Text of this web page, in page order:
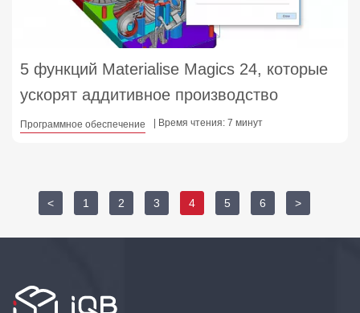
5 функций Materialise Magics 24, которые
ускорят аддитивное производство
Программное обеспечение | Время чтения: 7 минут
< 1 2 3 4 5 6 >